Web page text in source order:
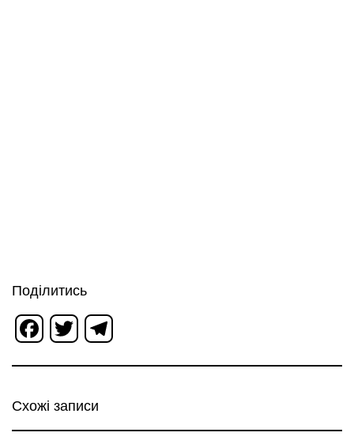
Поділитись
Facebook
Twitter
Схожі записи